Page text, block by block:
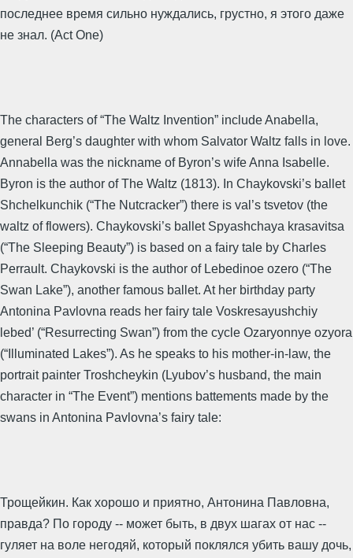
последнее время сильно нуждались, грустно, я этого даже
не знал. (Act One)
The characters of “The Waltz Invention” include Anabella,
general Berg’s daughter with whom Salvator Waltz falls in love.
Annabella was the nickname of Byron’s wife Anna Isabelle.
Byron is the author of The Waltz (1813). In Chaykovski’s ballet
Shchelkunchik (“The Nutcracker”) there is val’s tsvetov (the
waltz of flowers). Chaykovski’s ballet Spyashchaya krasavitsa
(“The Sleeping Beauty”) is based on a fairy tale by Charles
Perrault. Chaykovski is the author of Lebedinoe ozero (“The
Swan Lake”), another famous ballet. At her birthday party
Antonina Pavlovna reads her fairy tale Voskresayushchiy
lebed’ (“Resurrecting Swan”) from the cycle Ozaryonnye ozyora
(“Illuminated Lakes”). As he speaks to his mother-in-law, the
portrait painter Troshcheykin (Lyubov’s husband, the main
character in “The Event”) mentions battements made by the
swans in Antonina Pavlovna’s fairy tale:
Трощейкин. Как хорошо и приятно, Антонина Павловна,
правда? По городу -- может быть, в двух шагах от нас --
гуляет на воле негодяй, который поклялся убить вашу дочь,